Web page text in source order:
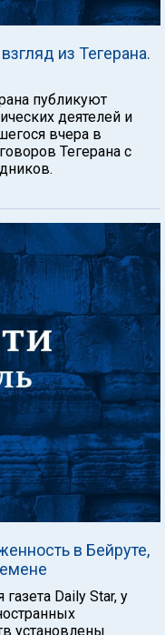
из Тегерана.
публикуют
деятелей и
вчера в
Тегерана с
в Бейруте,
Daily Star, у
установлены